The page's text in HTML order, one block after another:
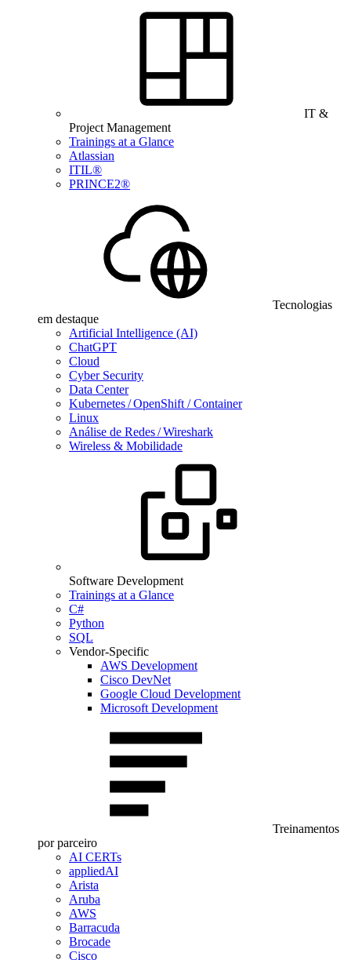
IT &
Project Management
Trainings at a Glance
Atlassian
ITIL®
PRINCE2®
Tecnologias
em destaque
Artificial Intelligence (AI)
ChatGPT
Cloud
Cyber Security
Data Center
Kubernetes / OpenShift / Container
Linux
Análise de Redes / Wireshark
Wireless & Mobilidade
Software Development
Trainings at a Glance
C#
Python
SQL
Vendor-Specific
AWS Development
Cisco DevNet
Google Cloud Development
Microsoft Development
Treinamentos
por parceiro
AI CERTs
appliedAI
Arista
Aruba
AWS
Barracuda
Brocade
Cisco